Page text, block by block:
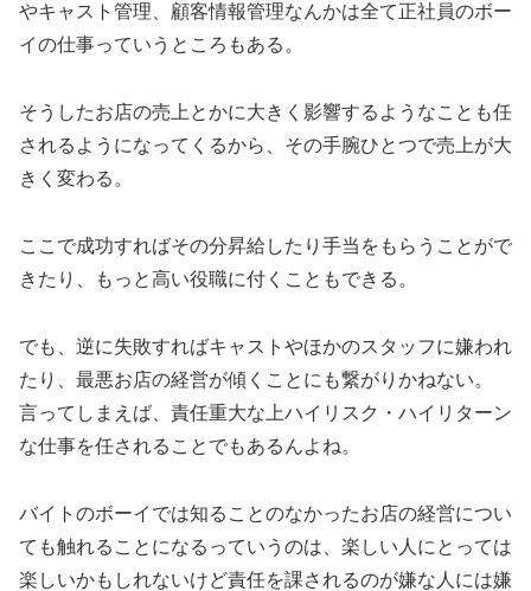
やキャスト管理、顧客情報管理なんかは全て正社員のボー
イの仕事っていうところもある。
そうしたお店の売上とかに大きく影響するようなことも任
されるようになってくるから、その手腕ひとつで売上が大
きく変わる。
ここで成功すればその分昇給したり手当をもらうことがで
きたり、もっと高い役職に付くこともできる。
でも、逆に失敗すればキャストやほかのスタッフに嫌われ
たり、最悪お店の経営が傾くことにも繋がりかねない。
言ってしまえば、責任重大な上ハイリスク・ハイリターン
な仕事を任されることでもあるんよね。
バイトのボーイでは知ることのなかったお店の経営につい
ても触れることになるっていうのは、楽しい人にとっては
楽しいかもしれないけど責任を課されるのが嫌な人には嫌